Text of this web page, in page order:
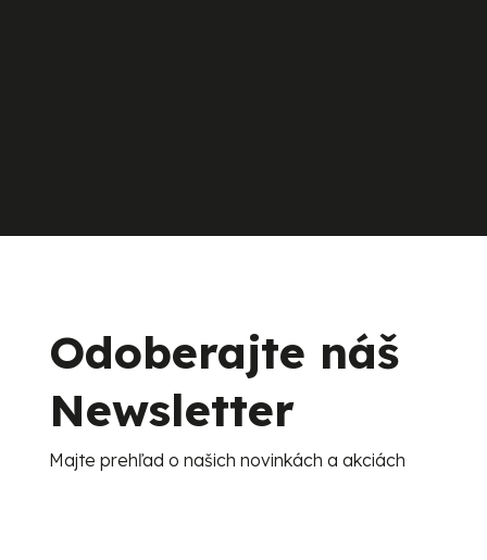
Odoberajte náš
Newsletter
Majte prehľad o našich novinkách a akciách